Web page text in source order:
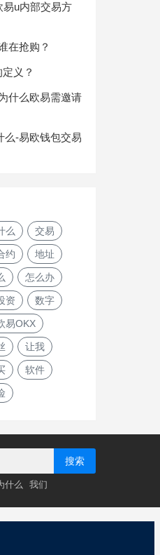
易u内部交易方
在抢购？
义？
什么欧易需邀请
么-易欧钱包交易
么 交易
约 地址
怎么办
资 数字
易OKX
让我
软件
搜索
什么 我们